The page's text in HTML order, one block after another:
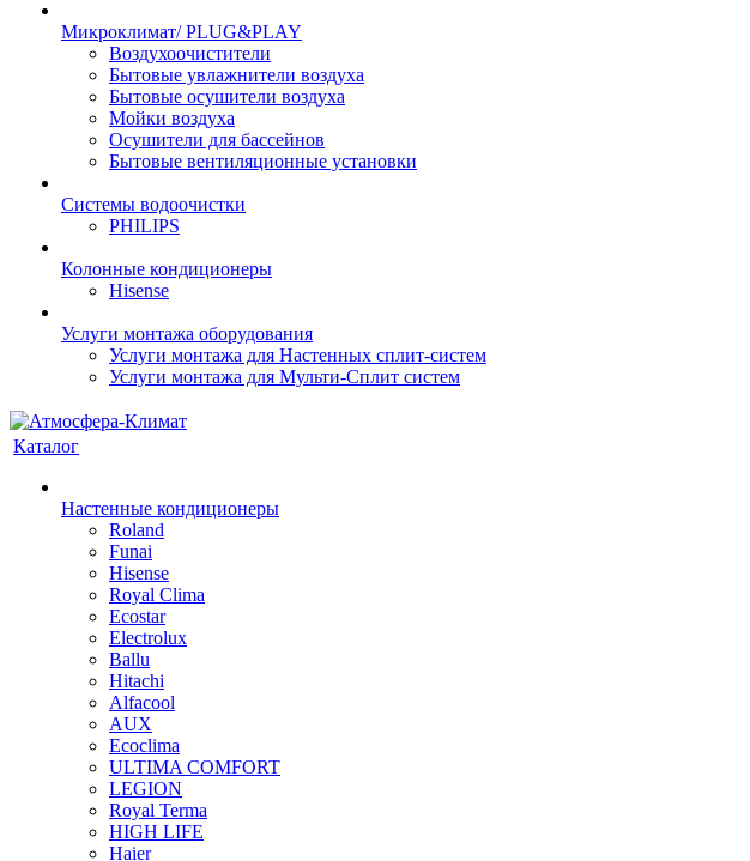
Микроклимат/ PLUG&PLAY
Воздухоочистители
Бытовые увлажнители воздуха
Бытовые осушители воздуха
Мойки воздуха
Осушители для бассейнов
Бытовые вентиляционные установки
Системы водоочистки
PHILIPS
Колонные кондиционеры
Hisense
Услуги монтажа оборудования
Услуги монтажа для Настенных сплит-систем
Услуги монтажа для Мульти-Сплит систем
Каталог
Настенные кондиционеры
Roland
Funai
Hisense
Royal Clima
Ecostar
Electrolux
Ballu
Hitachi
Alfacool
AUX
Ecoclima
ULTIMA COMFORT
LEGION
Royal Terma
HIGH LIFE
Haier